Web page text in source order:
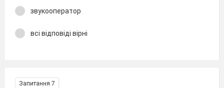
звукооператор
всі відповіді вірні
Запитання 7